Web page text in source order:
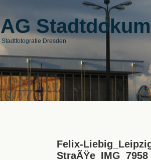
AG
Stadtfotografie Dresden
Felix-